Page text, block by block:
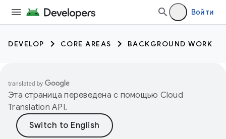
Войти
DEVELOP CORE AREAS BACKGROUND WORK
Эта страница переведена с помощью Cloud
Translation API.